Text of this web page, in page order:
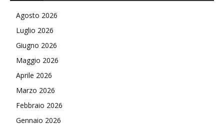
Agosto 2026
Luglio 2026
Giugno 2026
Maggio 2026
Aprile 2026
Marzo 2026
Febbraio 2026
Gennaio 2026